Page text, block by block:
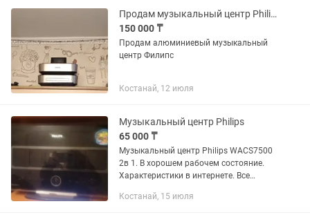
Продам музыкальный центр Philips
150 000 ₸
Продам алюминиевый музыкальный
центр Филипс
Костанай, 12 июля
Музыкальный центр Philips
65 000 ₸
Музыкальный центр Philips WACS7500
2в 1. В хорошем рабочем состояние.
Характеристики в интернете. Все
писать. Возможно по договорной цене.
Костанай, 15 июля